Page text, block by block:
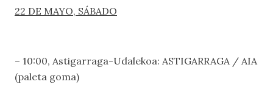
22 DE MAYO, SÁBADO
– 10:00, Astigarraga-Udalekoa: ASTIGARRAGA / AIA
(paleta goma)